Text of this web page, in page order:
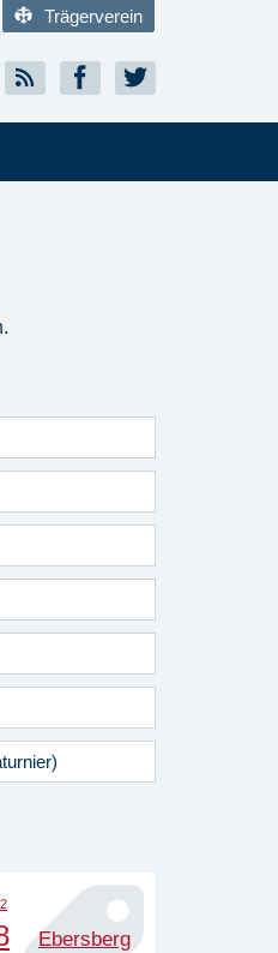
Trägerverein
Ebersberg